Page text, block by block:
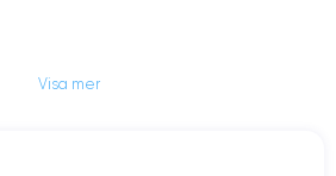
Visa mer